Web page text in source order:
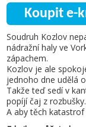
Koupit e-
Soudruh Kozlov
nádražní haly ve
zápachem.
Kozlov je ale
jednoho dne udělá
Takže teď sedí v
popíjí čaj z rozbušky.
A aby těch